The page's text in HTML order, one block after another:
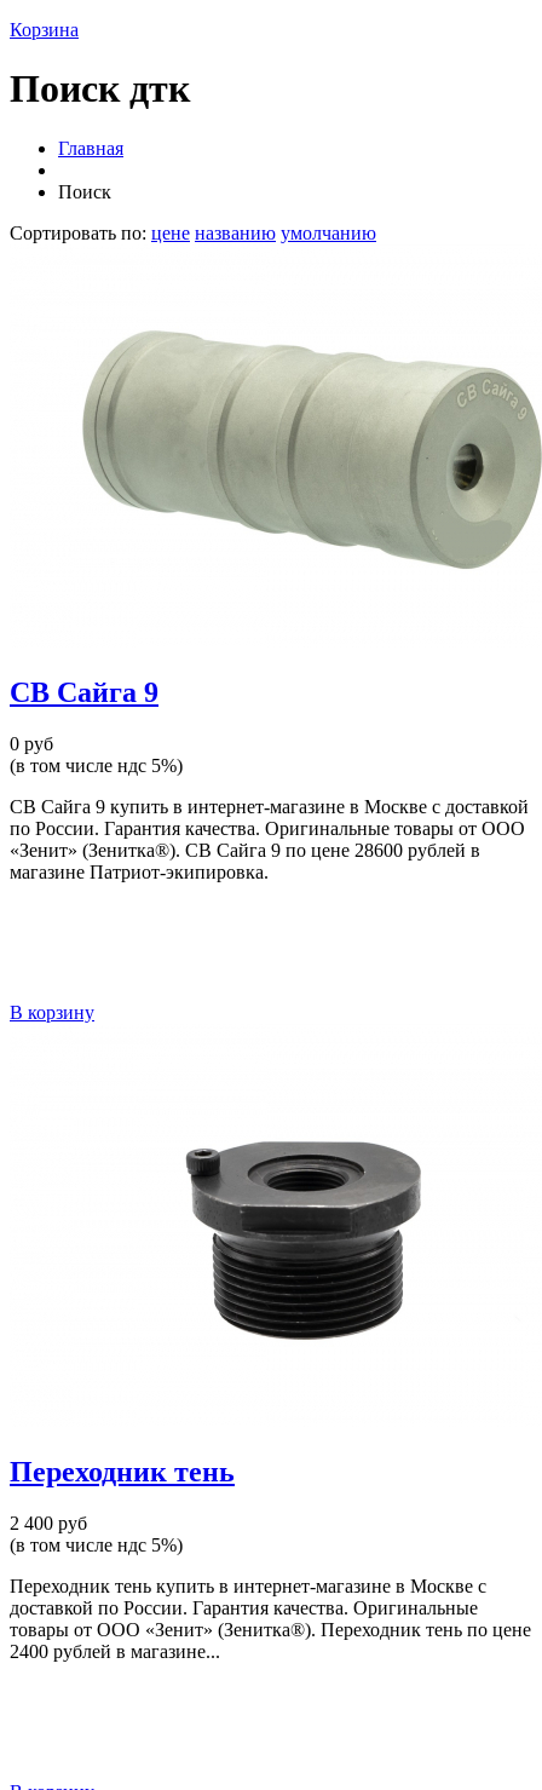
Корзина
Поиск дтк
Главная
Поиск
Сортировать по: цене названию умолчанию
СВ Сайга 9
0 руб
(в том числе ндс 5%)
СВ Сайга 9 купить в интернет-магазине в Москве с доставкой
по России. Гарантия качества. Оригинальные товары от ООО
«Зенит» (Зенитка®). СВ Сайга 9 по цене 28600 рублей в
магазине Патриот-экипировка.
В корзину
Переходник тень
2 400 руб
(в том числе ндс 5%)
Переходник тень купить в интернет-магазине в Москве с
доставкой по России. Гарантия качества. Оригинальные
товары от ООО «Зенит» (Зенитка®). Переходник тень по цене
2400 рублей в магазине...